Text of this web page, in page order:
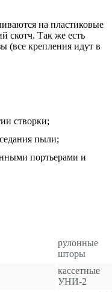
на пластиковые
скотч. Так же есть
(все крепления идут в
створки;
пыли;
портьерами и
рулонные
шторы
кассетные
УНИ-2